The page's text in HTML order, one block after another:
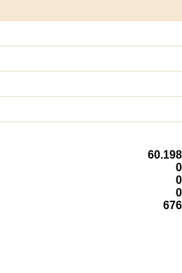
60.198
0
0
0
676